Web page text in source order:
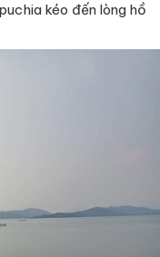
kéo đến lòng hồ